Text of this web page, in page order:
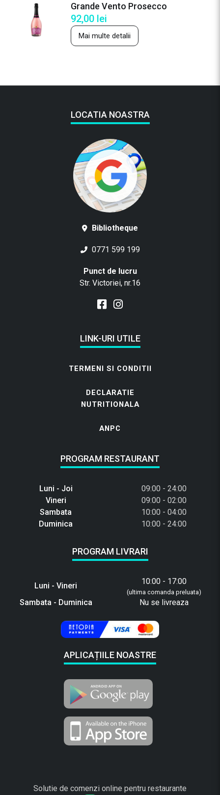
Grande Vento Prosecco
92,00 lei
Mai multe detalii
LOCATIA NOASTRA
Bibliotheque
0771 599 199
Punct de lucru
Str. Victoriei, nr.16
LINK-URI UTILE
TERMENI SI CONDITII
DECLARATIE
NUTRITIONALA
ANPC
PROGRAM RESTAURANT
Luni - Joi
09:00 - 24:00
Vineri
09:00 - 02:00
Sambata
10:00 - 04:00
Duminica
10:00 - 24:00
PROGRAM LIVRARI
Luni - Vineri 10:00 - 17:00
(ultima comanda preluata)
Sambata - Duminica Nu se livreaza
APLICAȚIILE NOASTRE
Solutie de comenzi online pentru restaurante